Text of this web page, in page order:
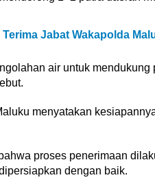
Jabat Wakapolda
air untuk
menyatakan
proses penerimaan
dengan baik.